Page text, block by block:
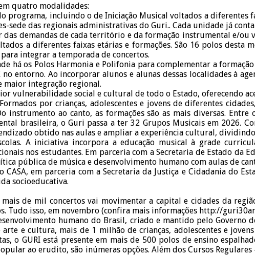
quatro modalidades:
programa, incluindo o de Iniciação Musical voltados a diferentes
sede das regionais administrativas do Guri.. Cada unidade já
demandas de cada território e da formação instrumental e/ou
a diferentes faixas etárias e formações. São 16 polos
integrar a temporada de concertos.
há os Polos Harmonia e Polifonia para complementar a
entorno. Ao incorporar alunos e alunas dessas localidades à
maior integração regional.
vulnerabilidade social e cultural de todo o Estado, oferecendo
por crianças, adolescentes e jovens de diferentes
ao canto, as formações são as mais diversas. Entre
brasileira, o Guri passa a ter 32 Grupos Musicais em 2026.
obtido nas aulas e ampliar a experiência cultural,
A iniciativa incorpora a educação musical à grade
nos estudantes. Em parceria com a Secretaria de Estado da
pública de música e desenvolvimento humano com aulas de
CASA, em parceria com a Secretaria da Justiça e Cidadania do
socioeducativa.
de mil concertos vai movimentar a capital e cidades da
Tudo isso, em novembro (confira mais informações http://
humano do Brasil, criado e mantido pelo Governo
e cultura, mais de 1 milhão de crianças, adolescentes e
o GURI está presente em mais de 500 polos de ensino
ao erudito, são inúmeras opções. Além dos Cursos